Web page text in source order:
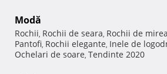
Modă
Rochii, Rochii de seara, Rochii de
Pantofi, Rochii elegante, Inele de
Ochelari de soare, Tendinte 2020